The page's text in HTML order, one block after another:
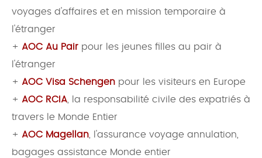
voyages d'affaires et en mission temporaire à
l'étranger
+ AOC Au Pair pour les jeunes filles au pair à
l'étranger
+ AOC Visa Schengen pour les visiteurs en Europe
+ AOC RCIA, la responsabilité civile des expatriés à
travers le Monde Entier
+ AOC Magellan, l'assurance voyage annulation,
bagages assistance Monde entier